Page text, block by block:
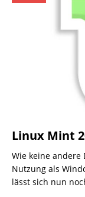
Linux Mint
Wie keine
Nutzung als
lässt sich nun